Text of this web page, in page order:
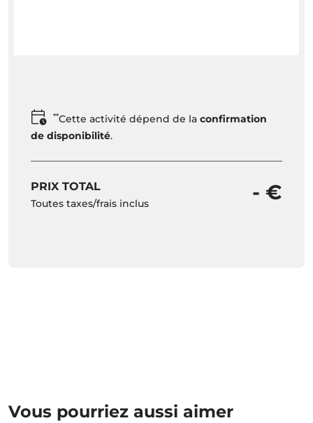
**Cette activité dépend de la confirmation
de disponibilité.
PRIX TOTAL
Toutes taxes/frais inclus - €
Vous pourriez aussi aimer